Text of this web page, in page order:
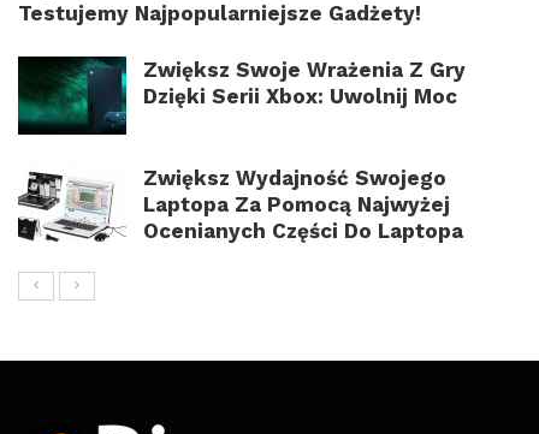
Testujemy Najpopularniejsze Gadżety!
Zwiększ Swoje Wrażenia Z Gry
Dzięki Serii Xbox: Uwolnij Moc
Zwiększ Wydajność Swojego
Laptopa Za Pomocą Najwyżej
Ocenianych Części Do Laptopa